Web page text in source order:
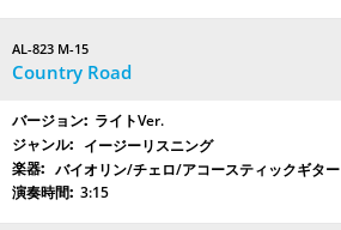
AL-823 M-15
Country Road
ライトVer.
イージーリスニング
バイオリン/チェロ/アコースティックギター
3:15